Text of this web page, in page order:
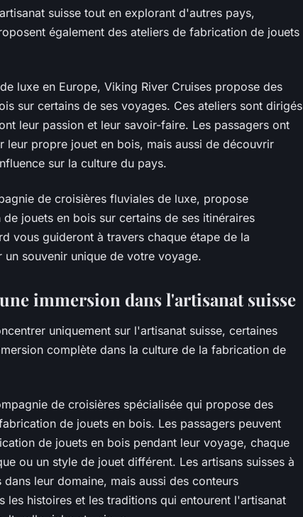
suisse tout en explorant d'autres pays,
également des ateliers de fabrication de jouets
luxe en Europe, Viking River Cruises propose des
sur certains de ses voyages. Ces ateliers sont dirigés
leur passion et leur savoir-faire. Les passagers ont
leur propre jouet en bois, mais aussi de découvrir
sur la culture du pays.
de croisières fluviales de luxe, propose
jouets en bois sur certains de ses itinéraires
vous guideront à travers chaque étape de la
souvenir unique de votre voyage.
immersion dans l'artisanat suisse
uniquement sur l'artisanat suisse, certaines
complète dans la culture de la fabrication de
de croisières spécialisée qui propose des
de jouets en bois. Les passagers peuvent
de jouets en bois pendant leur voyage, chaque
ou un style de jouet différent. Les artisans suisses à
leur domaine, mais aussi des conteurs
les histoires et les traditions qui entourent l'artisanat